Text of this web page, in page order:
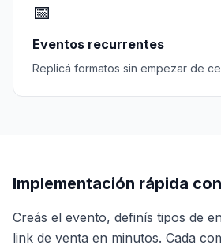
📅
Eventos recurrentes
Replicá formatos sin empezar de
Implementación rápida
Creás el evento, definís tipos de
link de venta en minutos. Cada